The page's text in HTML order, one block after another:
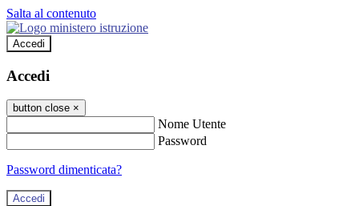
Salta al contenuto
Accedi
Accedi
button close ×
Nome Utente
Password
Password dimenticata?